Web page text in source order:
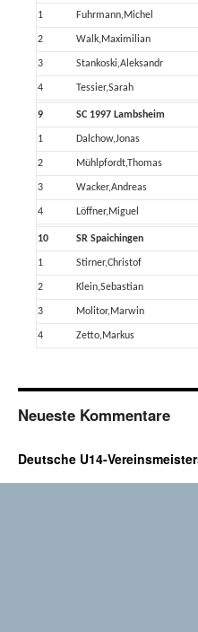
1 Fuhrmann,Michel
2 Walk,Maximilian
3 Stankoski,Aleksandr
4 Tessier,Sarah
9 SC 1997 Lambsheim
1 Dalchow,Jonas
2 Mühlpfordt,Thomas
3 Wacker,Andreas
4 Löffner,Miguel
10 SR Spaichingen
1 Stirner,Christof
2 Klein,Sebastian
3 Molitor,Marwin
4 Zetto,Markus
Neueste Kommentare
Deutsche U14-